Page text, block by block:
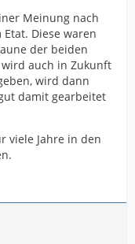
Meinung nach
Diese waren
der beiden
auch in Zukunft
wird dann
damit gearbeitet
viele Jahre in den